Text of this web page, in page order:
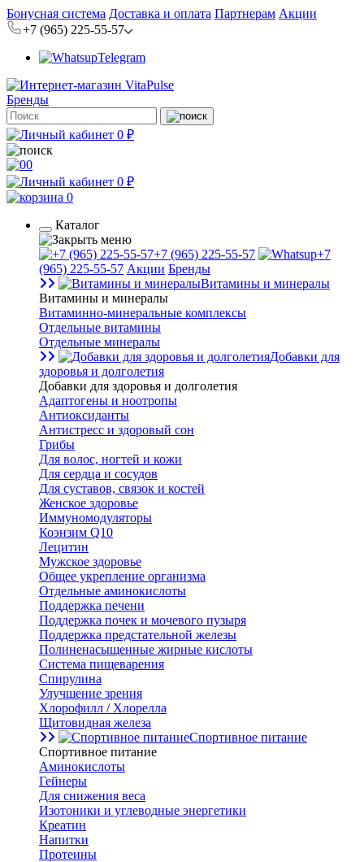
Бонусная система Доставка и оплата Партнерам Акции
+7 (965) 225-55-57
Telegram
Бренды
0 ₽
0
0 ₽
0
Каталог
+7 (965) 225-55-57
+7
(965) 225-55-57 Акции Бренды
Витамины и минералы
Витамины и минералы
Витаминно-минеральные комплексы
Отдельные витамины
Отдельные минералы
Добавки для
здоровья и долголетия
Добавки для здоровья и долголетия
Адаптогены и ноотропы
Антиоксиданты
Антистресс и здоровый сон
Грибы
Для волос, ногтей и кожи
Для сердца и сосудов
Для суставов, связок и костей
Женское здоровье
Иммуномодуляторы
Коэнзим Q10
Лецитин
Мужское здоровье
Общее укрепление организма
Отдельные аминокислоты
Поддержка печени
Поддержка почек и мочевого пузыря
Поддержка предстательной железы
Полиненасыщенные жирные кислоты
Система пищеварения
Спирулина
Улучшение зрения
Хлорофилл / Хлорелла
Щитовидная железа
Спортивное питание
Спортивное питание
Аминокислоты
Гейнеры
Для снижения веса
Изотоники и углеводные энергетики
Креатин
Напитки
Протеины